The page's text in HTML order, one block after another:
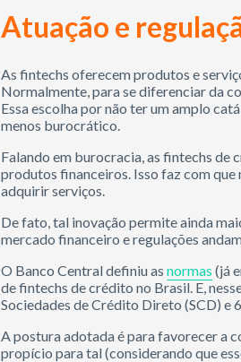
Atuação e
As fintechs oferecem produtos e
Normalmente, para se diferenciar da
Essa escolha por não ter um amplo
menos burocrático.
Falando em burocracia, as fintechs
produtos financeiros. Isso faz com
adquirir serviços.
De fato, tal inovação permite ainda
mercado financeiro e regulações
O Banco Central definiu asnormas (já
de fintechs de crédito no Brasil. E,
Sociedades de Crédito Direto (SCD) e
A postura adotada é para favorecer a
propício para tal (considerando que